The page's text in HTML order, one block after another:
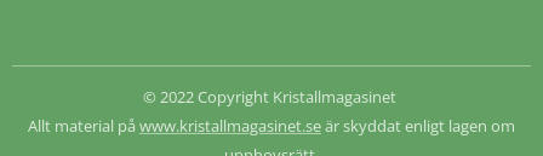
© 2022 Copyright Kristallmagasinet
Allt material på www.kristallmagasinet.seär skyddat enligt lagen om